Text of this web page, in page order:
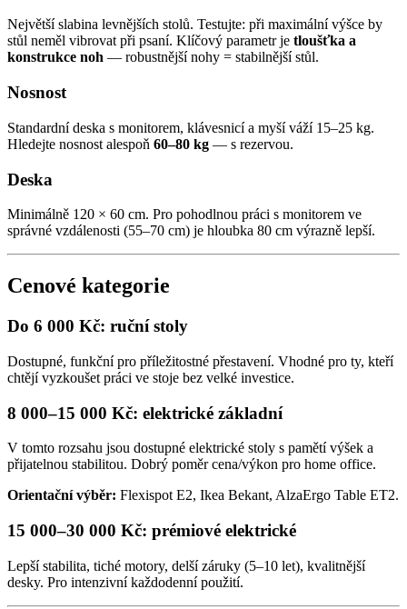
Největší slabina levnějších stolů. Testujte: při maximální výšce by
stůl neměl vibrovat při psaní. Klíčový parametr je tloušťka a
konstrukce noh — robustnější nohy = stabilnější stůl.
Nosnost
Standardní deska s monitorem, klávesnicí a myší váží 15–25 kg.
Hledejte nosnost alespoň 60–80 kg — s rezervou.
Deska
Minimálně 120 × 60 cm. Pro pohodlnou práci s monitorem ve
správné vzdálenosti (55–70 cm) je hloubka 80 cm výrazně lepší.
Cenové kategorie
Do 6 000 Kč: ruční stoly
Dostupné, funkční pro příležitostné přestavení. Vhodné pro ty, kteří
chtějí vyzkoušet práci ve stoje bez velké investice.
8 000–15 000 Kč: elektrické základní
V tomto rozsahu jsou dostupné elektrické stoly s pamětí výšek a
přijatelnou stabilitou. Dobrý poměr cena/výkon pro home office.
Orientační výběr: Flexispot E2, Ikea Bekant, AlzaErgo Table ET2.
15 000–30 000 Kč: prémiové elektrické
Lepší stabilita, tiché motory, delší záruky (5–10 let), kvalitnější
desky. Pro intenzivní každodenní použití.